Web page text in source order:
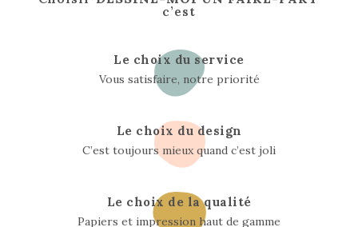
c’est
Le choix du service
Vous satisfaire, notre priorité
Le choix du design
C’est toujours mieux quand c’est joli
Le choix de la qualité
Papiers et impression haut de gamme